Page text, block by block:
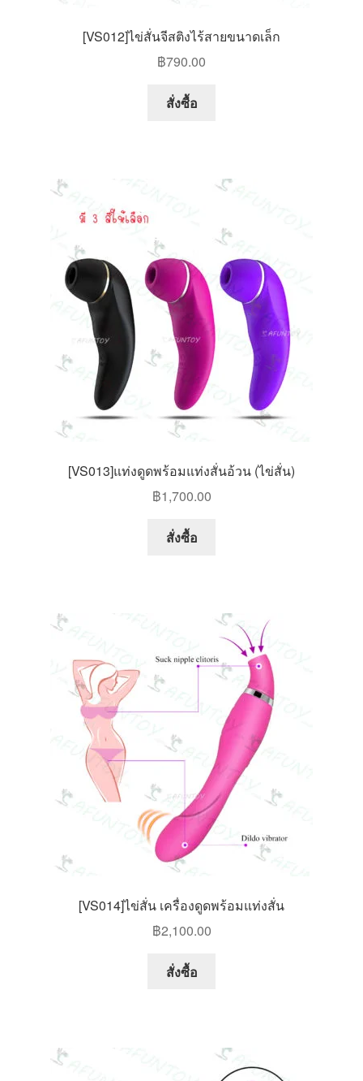
[VS012]ไข่สั่นจีสติงไร้สายขนาดเล็ก
฿790.00
สั่งซื้อ
variants.
The
may
be
chosen
on
product
page
[VS013]แท่งดูดพร้อมแท่งสั่นอ้วน (ไข่สั่น)
฿1,700.00
สั่งซื้อ
variants.
The
options
may
chosen
on
the
product
page
[VS014]ไข่สั่น เครื่องดูดพร้อมแท่งสั่น
฿2,100.00
สั่งซื้อ
variants.
The